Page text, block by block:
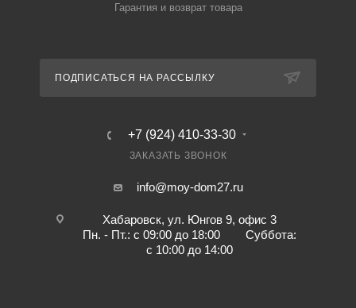
Гарантия и возврат товара
ПОДПИСАТЬСЯ НА РАССЫЛКУ
+7 (924) 410-33-30
ЗАКАЗАТЬ ЗВОНОК
info@moy-dom27.ru
Хабаровск, ул. Юнгов 9, офис 3
Пн. - Пт.: с 09:00 до 18:00 Суббота:
с 10:00 до 14:00